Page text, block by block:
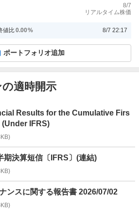
8/7
リアルタイム株価
値比0.00% 8/7 22:17
ポートフォリオ追加
適時開示
Results for the Cumulative Firs
IFRS)
)
期決算短信〔IFRS〕(連結)
)
ンスに関する報告書 2026/07/02
)